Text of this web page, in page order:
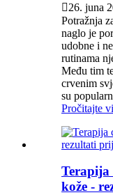
26. juna
Potražnja
naglo je
udobne i
rutinama
Među tim
crvenim
su
Pročitajte
Terapija
kože -